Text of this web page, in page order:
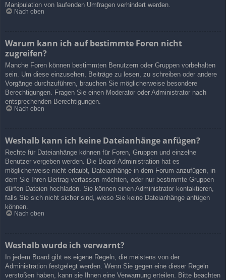
Manipulation von laufenden Umfragen verhindert werden.
Nach oben
Warum kann ich auf bestimmte Foren nicht
zugreifen?
Manche Foren können bestimmten Benutzern oder Gruppen vorbehalten
sein. Um diese einzusehen, Beiträge zu lesen, zu schreiben oder andere
Vorgänge durchzuführen, brauchen Sie möglicherweise besondere
Berechtigungen. Fragen Sie einen Moderator oder Administrator nach
entsprechenden Berechtigungen.
Nach oben
Weshalb kann ich keine Dateianhänge anfügen?
Rechte für Dateianhänge können für Foren, Gruppen und einzelne
Benutzer vergeben werden. Die Board-Administration hat es
möglicherweise nicht erlaubt, Dateianhänge in dem Forum anzufügen, in
dem Sie Ihren Beitrag verfassen möchten, oder nur bestimmte Gruppen
dürfen Dateien hochladen. Sie können einen Administrator kontaktieren,
falls Sie sich nicht sicher sind, wieso Sie keine Dateianhänge anfügen
können.
Nach oben
Weshalb wurde ich verwarnt?
In jedem Board gibt es eigene Regeln, die meistens von der
Administration festgelegt werden. Wenn Sie gegen eine dieser Regeln
verstoßen haben, kann sie Ihnen eine Verwarnung erteilen. Bitte beachten